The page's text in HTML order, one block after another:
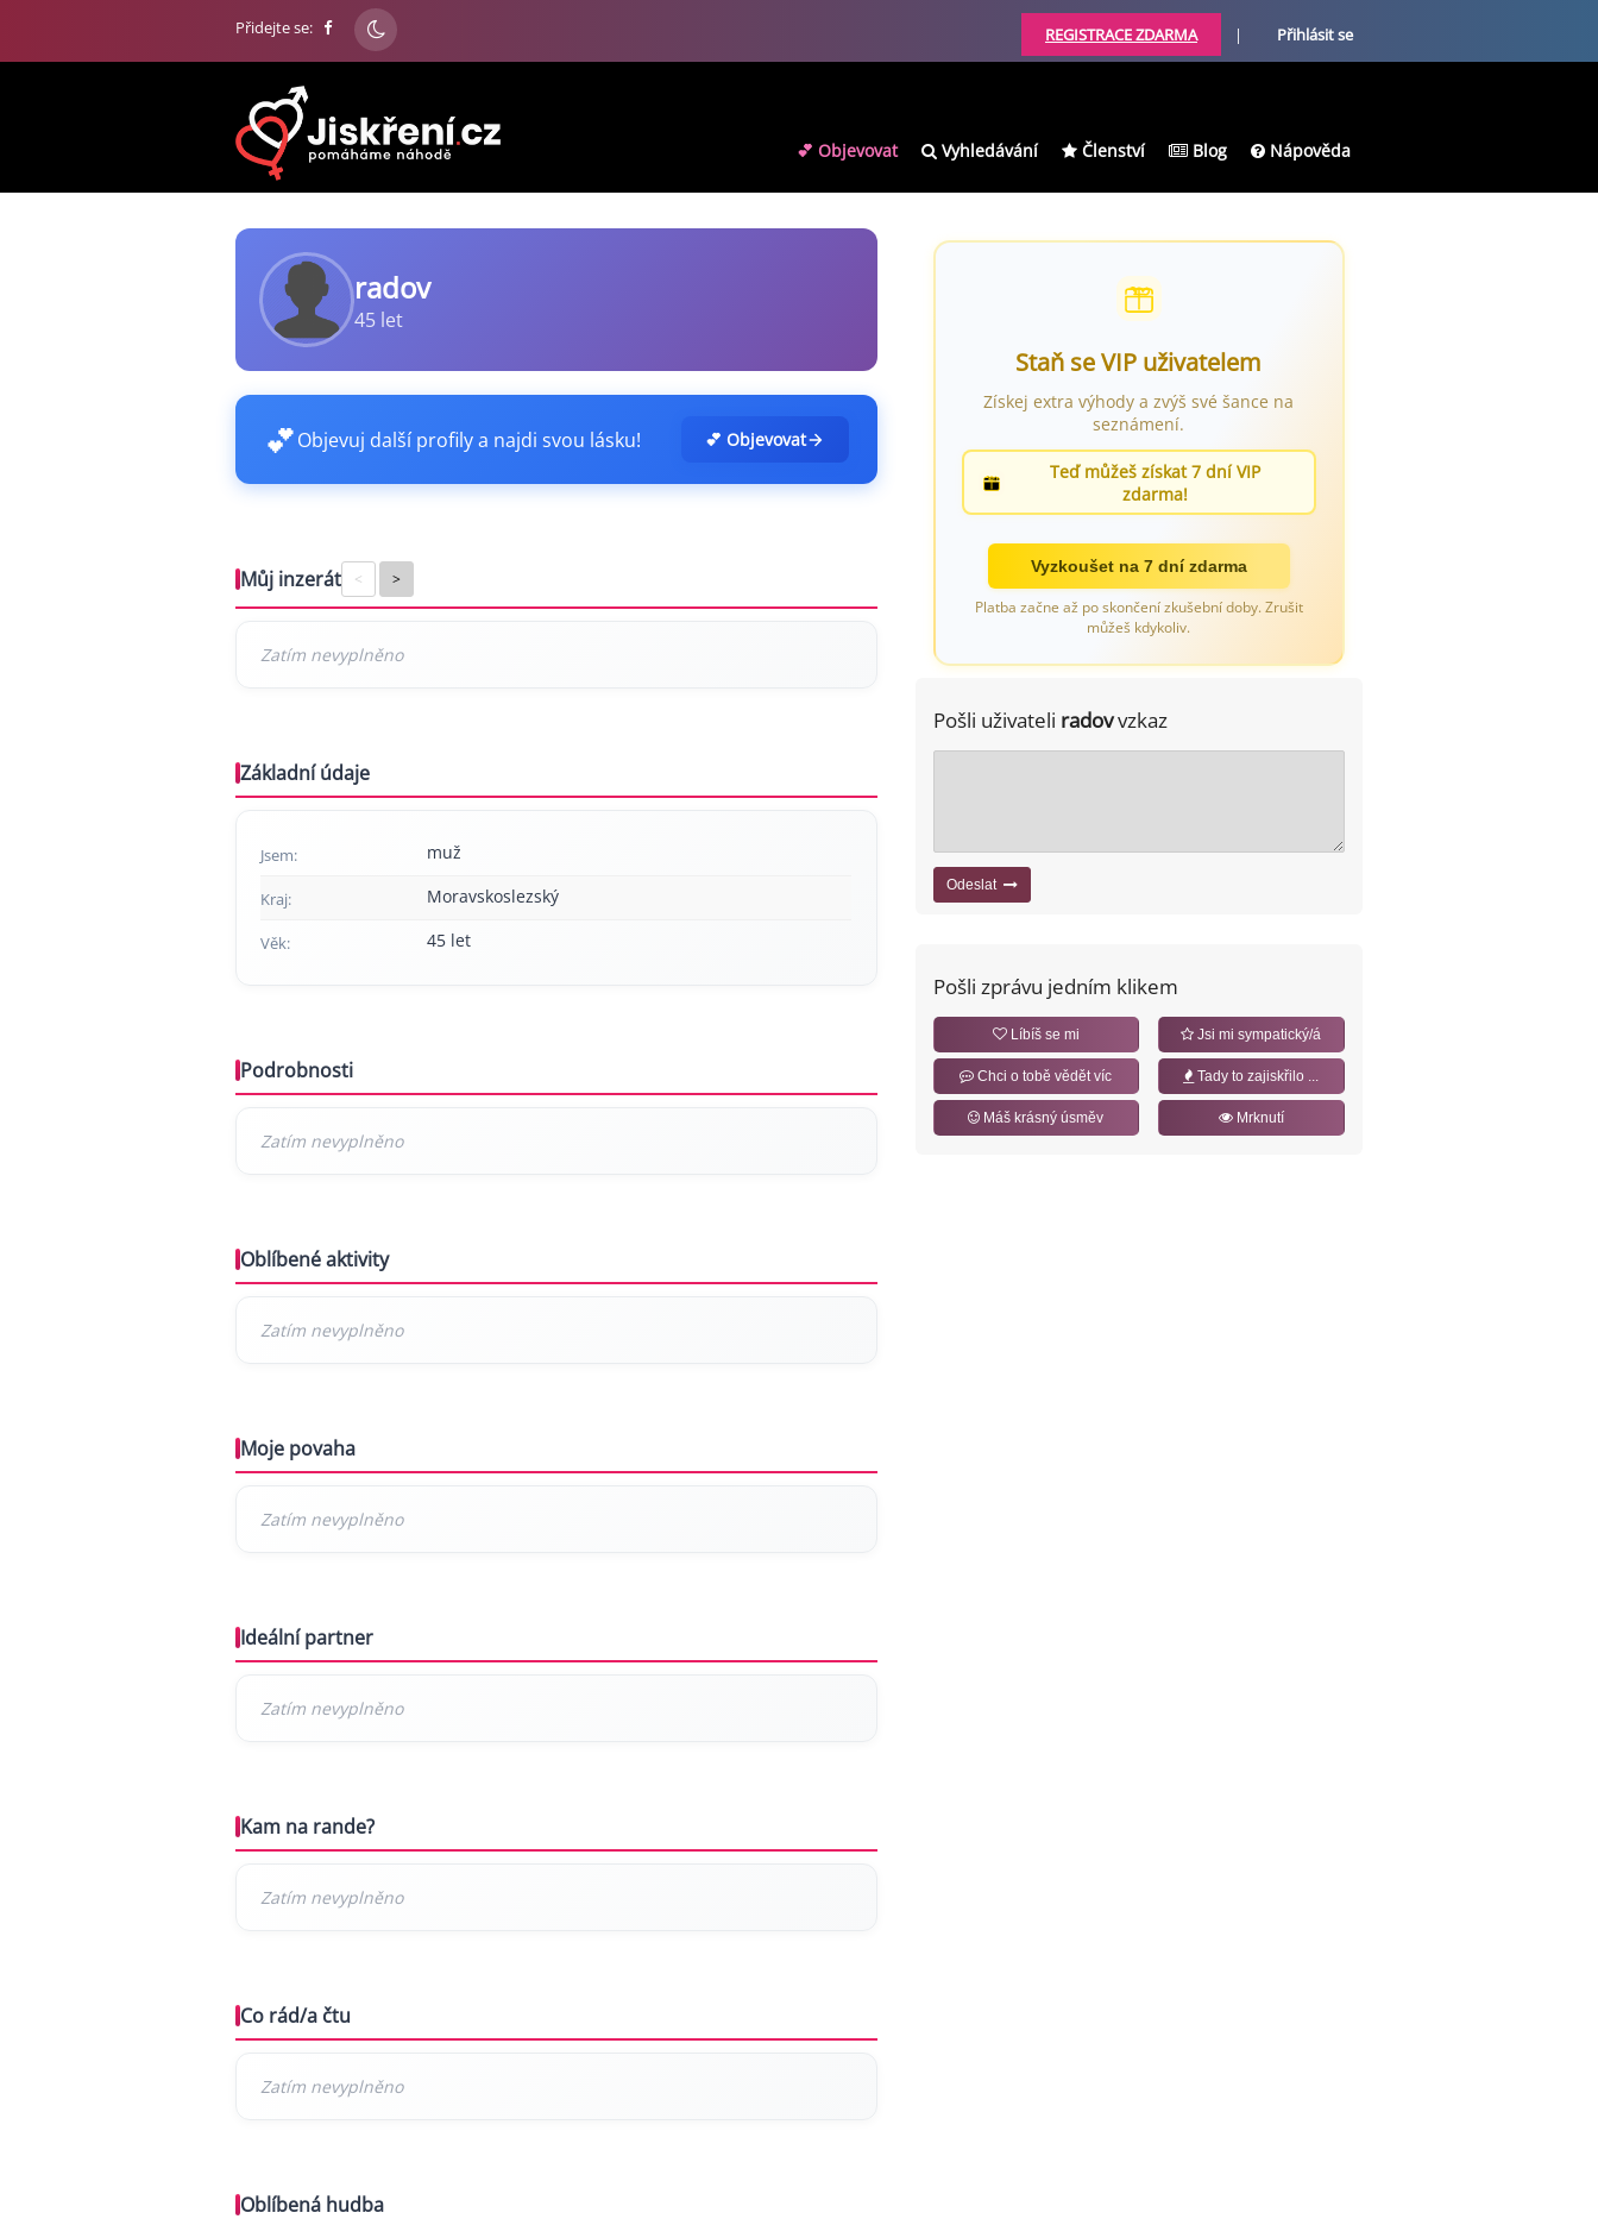
Přidejte se: REGISTRACE ZDARMA | Přihlásit se
💕 Objevovat Vyhledávání Členství Blog Nápověda
radov
45 let
💕Objevuj další profily a najdi svou lásku! 💕 Objevovat
Můj inzerát < >
Základní údaje
Jsem: muž
Kraj: Moravskoslezský
Věk: 45 let
Podrobnosti
Oblíbené aktivity
Moje povaha
Ideální partner
Kam na rande?
Co rád/a čtu
Oblíbená hudba
Staň se VIP uživatelem
Získej extra výhody a zvýš své šance na
seznámení.
Teď můžeš získat 7 dní VIP
zdarma!
Vyzkoušet na 7 dní zdarma
Platba začne až po skončení zkušební doby. Zrušit
můžeš kdykoliv.
Pošli uživateli radovvzkaz
Odeslat
Pošli zprávu jedním klikem
Líbíš se mi Jsi mi sympatický/á
Chci o tobě vědět víc Tady to zajiskřilo ...
Máš krásný úsměv Mrknutí